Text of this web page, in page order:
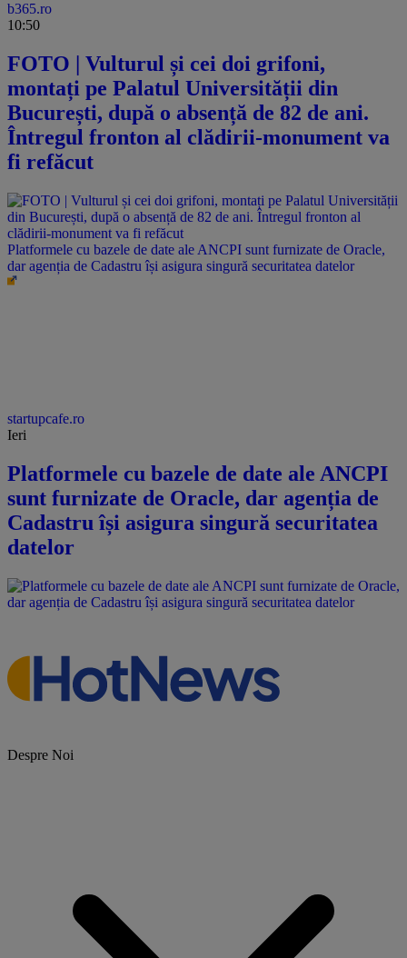
b365.ro
10:50
FOTO | Vulturul și cei doi grifoni,
montați pe Palatul Universității din
București, după o absență de 82 de ani.
Întregul fronton al clădirii-monument va
fi refăcut
Platformele cu bazele de date ale ANCPI sunt furnizate de Oracle,
dar agenția de Cadastru își asigura singură securitatea datelor
startupcafe.ro
Ieri
Platformele cu bazele de date ale ANCPI
sunt furnizate de Oracle, dar agenția de
Cadastru își asigura singură securitatea
datelor
Despre Noi